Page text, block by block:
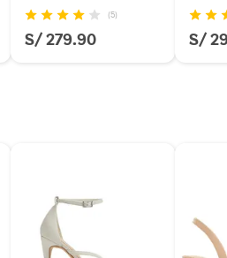
(5)
S/ 279.90
Aldo
S/